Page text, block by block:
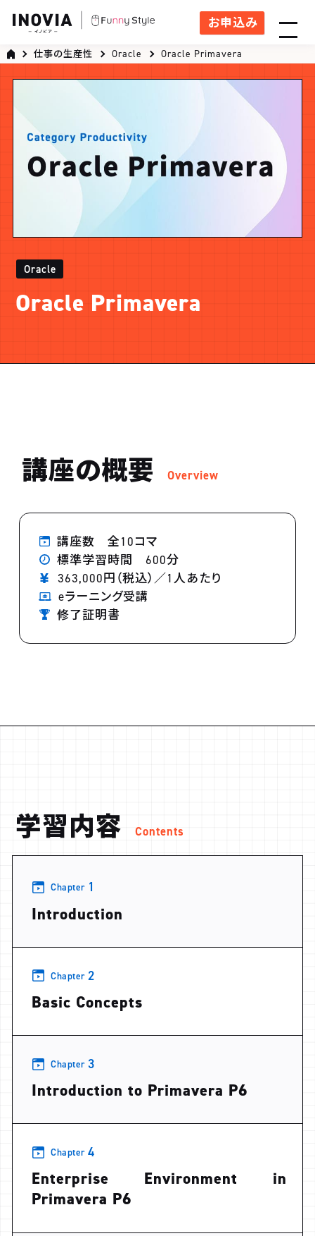
お申込み
仕事の生産性 Oracle Oracle Primavera
Oracle
Oracle Primavera
講座の概要 Overview
講座数 全10コマ
標準学習時間 600分
363,000円（税込）／1人あたり
eラーニング受講
修了証明書
学習内容 Contents
Chapter 1
Introduction
Chapter 2
Basic Concepts
Chapter 3
Introduction to Primavera P6
Chapter 4
Enterprise Environment in
Primavera P6